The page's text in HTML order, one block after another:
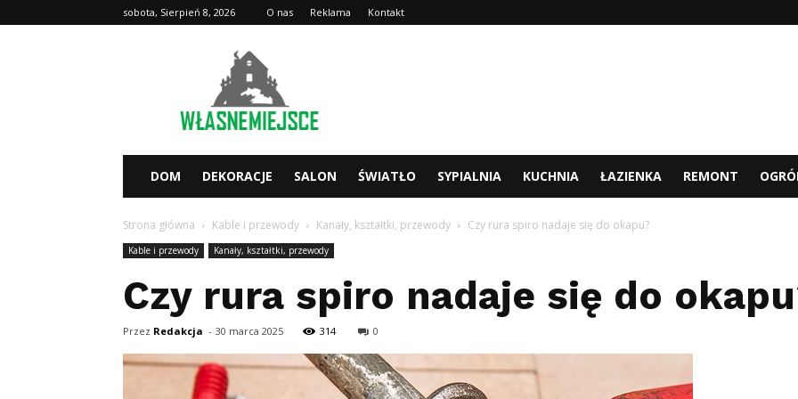
sobota, Sierpień 8, 2026 O nas Reklama Kontakt
WlasneMiejsce.pl
DOM DEKORACJE SALON ŚWIATŁO SYPIALNIA KUCHNIA ŁAZIENKA REMONT
Strona główna Kable i przewody Kanały, kształtki, przewody Czy rura spiro nadaje się do okapu?
Kable i przewody Kanały, kształtki, przewody
Czy rura spiro nadaje się do
Przez Redakcja - 30 marca 2025 314 0